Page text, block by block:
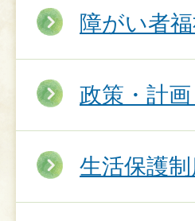
障がい者
政策・計
生活保護